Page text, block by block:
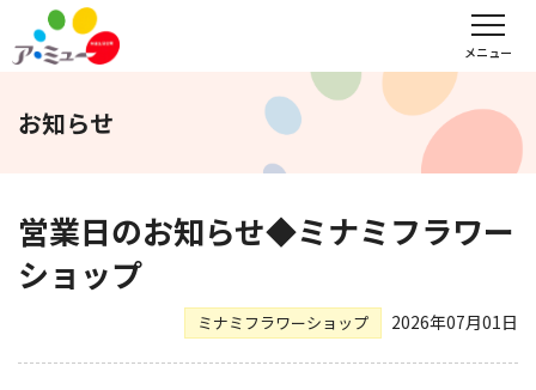
メニュー
フロアガイド レンタル会議室予約
サンキュー
福野タウンホテル
スポーツクラブ
お知らせ
営業日のお知らせ◆ミナミフラワー
ショップ
ミナミフラワーショップ 2026年07月01日